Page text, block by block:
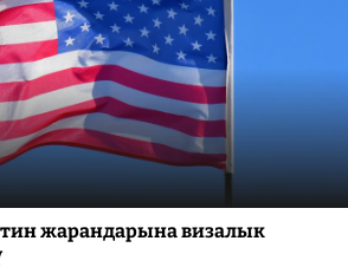
жарандарына визалык